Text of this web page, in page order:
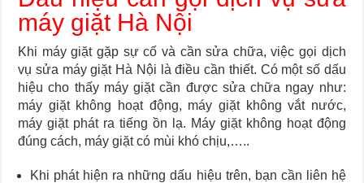
máy giặt Hà Nội
Khi máy giặt gặp sự cố và cần sửa chữa, việc gọi dịch
vụ sửa máy giặt Hà Nội là điều cần thiết. Có một số dấu
hiệu cho thấy máy giặt cần được sửa chữa ngay như:
máy giặt không hoạt động, máy giặt không vắt nước,
máy giặt phát ra tiếng ồn lạ. Máy giặt không hoạt động
đúng cách, máy giặt có mùi khó chịu,…..
Khi phát hiện ra những dấu hiệu trên, bạn cần liên hệ